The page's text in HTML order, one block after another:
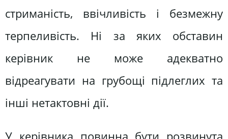
стриманість, ввічливість і безмежну
терпеливість. Ні за яких обставин
керівник не може адекватно
відреагувати на грубощі підлеглих та
інші нетактовні дії.